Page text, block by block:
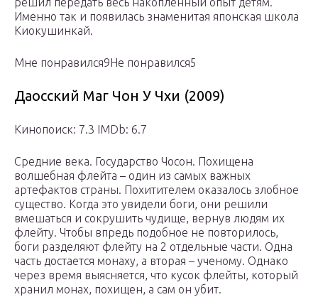
Именно так и появилась знаменитая японская школа
Киокушинкай.
Мне понравился9Не понравился5
Даосский Маг Чон У Чхи (2009)
Кинопоиск: 7.3 IMDb: 6.7
Средние века. Государство Чосон. Похищена
волшебная флейта – один из самых важных
артефактов страны. Похитителем оказалось злобное
существо. Когда это увидели боги, они решили
вмешаться и сокрушить чудище, вернув людям их
флейту. Чтобы впредь подобное не повторилось,
боги разделяют флейту на 2 отдельные части. Одна
часть достается монаху, а вторая – ученому. Однако
через время выясняется, что кусок флейты, который
хранил монах, похищен, а сам он убит.